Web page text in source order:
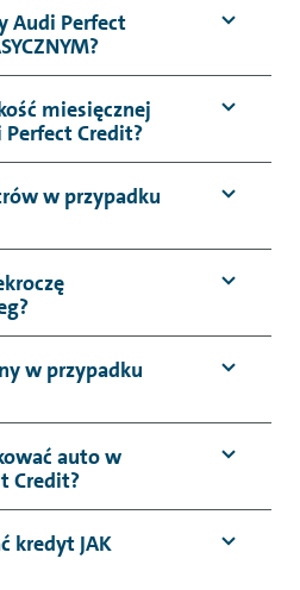
Audi Perfect
miesięcznej
Credit?
w przypadku
w przypadku
auto w
Credit?
kredyt JAK